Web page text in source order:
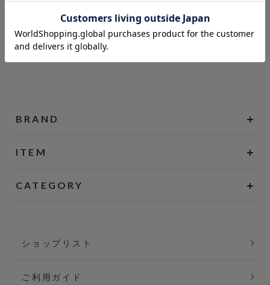
BRAND
ITEM
CATEGORY
ショップリスト
ご利用ガイド